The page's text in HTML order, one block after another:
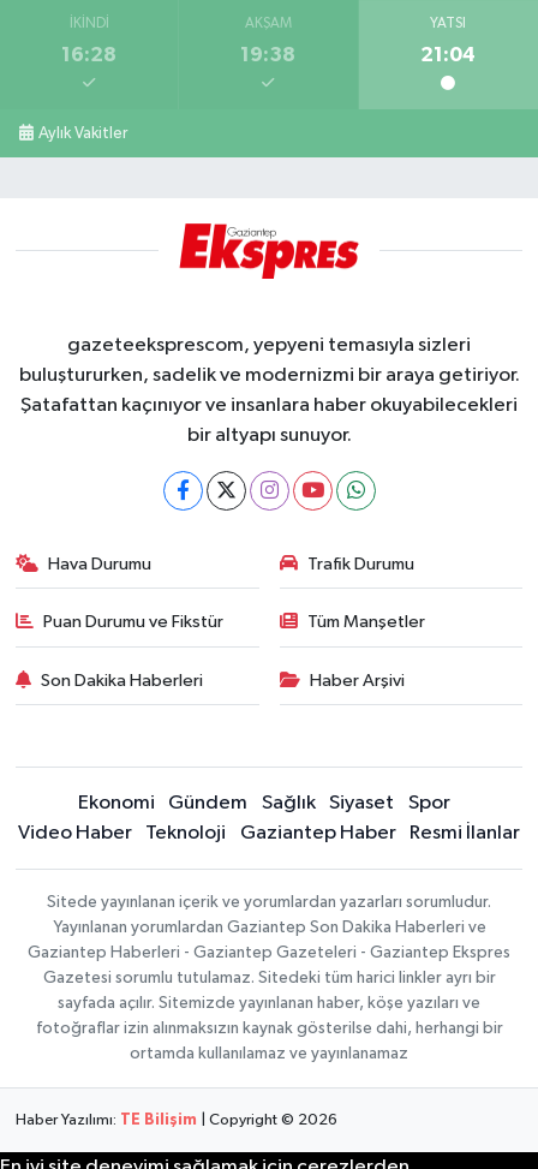
İKINDI
16:28
AKŞAM
19:38
YATSI
21:04
Aylık Vakitler
gazeteeksprescom, yepyeni temasıyla sizleri
buluştururken, sadelik ve modernizmi bir araya getiriyor.
Şatafattan kaçınıyor ve insanlara haber okuyabilecekleri
bir altyapı sunuyor.
Hava Durumu Trafik Durumu
Puan Durumu ve Fikstür Tüm Manşetler
Son Dakika Haberleri Haber Arşivi
Ekonomi Gündem Sağlık Siyaset
Spor
Video Haber
Teknoloji Gaziantep Haber Resmi İlanlar
Sitede yayınlanan içerik ve yorumlardan yazarları sorumludur.
Yayınlanan yorumlardan Gaziantep Son Dakika Haberleri ve
Gaziantep Haberleri - Gaziantep Gazeteleri - Gaziantep Ekspres
Gazetesi sorumlu tutulamaz. Sitedeki tüm harici linkler ayrı bir
sayfada açılır. Sitemizde yayınlanan haber, köşe yazıları ve
fotoğraflar izin alınmaksızın kaynak gösterilse dahi, herhangi bir
ortamda kullanılamaz ve yayınlanamaz
Haber Yazılımı: TE Bilişim | Copyright © 2026